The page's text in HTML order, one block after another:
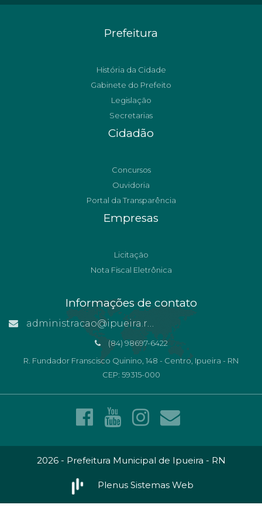
Prefeitura
História da Cidade
Gabinete do Prefeito
Legislação
Secretarias
Cidadão
Concursos
Ouvidoria
Portal da Transparência
Empresas
Licitação
Nota Fiscal Eletrônica
Informações de contato
administracao@ipueira.rn.gov.br
(84) 98697-6422
R. Fundador Franscisco Quinino, 148 - Centro, Ipueira - RN
CEP: 59315-000
2026 - Prefeitura Municipal de Ipueira - RN
Plenus Sistemas Web